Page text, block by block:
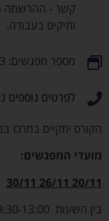
קשר - ההרשמה
ותיקים בעבודה.
מספר מפגשים: 3
לפרטים נוספים
הקורס יתקיים במרכז
מועדי המפגשים:
20/11 26/11 30/11
בין השעות 9:30-13:00